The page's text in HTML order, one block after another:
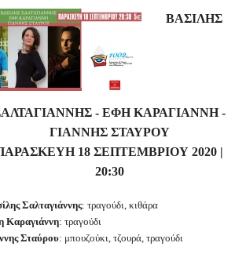
ΒΑΣΙΛΗΣ
- ΕΦΗ ΚΑΡΑΓΙΑΝΝΗ -
ΓΙΑΝΝΗΣ ΣΤΑΥΡΟΥ
18 ΣΕΠΤΕΜΒΡΙΟΥ 2020 |
20:30
Σαλταγιάννης: τραγούδι, κιθάρα
Καραγιάννη: τραγούδι
Σταύρου: μπουζούκι, τζουρά, τραγούδι